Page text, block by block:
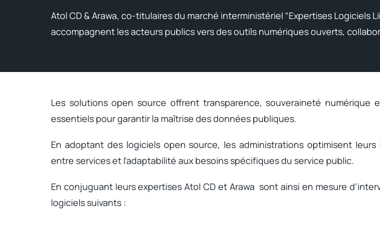
Atol CD & Arawa, co-titulaires du marché interministériel “Expertises Logiciels
accompagnent les acteurs publics vers des outils numériques ouverts,
Les solutions open source offrent transparence, souveraineté
essentiels pour garantir la maîtrise des données publiques.
En adoptant des logiciels open source, les administrations optimisent
entre services et l’adaptabilité aux besoins spécifiques du service public.
En conjuguant leurs expertises Atol CD et Arawa sont ainsi en mesure
logiciels suivants :